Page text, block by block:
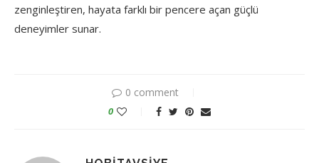
zenginleştiren, hayata farklı bir pencere açan güçlü
deneyimler sunar.
0 comment
0